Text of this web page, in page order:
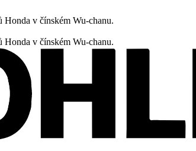
Honda v čínském Wu-chanu.
Honda v čínském Wu-chanu.